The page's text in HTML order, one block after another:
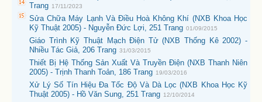
Trang 17/11/2023
Sửa Chữa Máy Lạnh Và Điều Hoà Không Khí (NXB Khoa Học
Kỹ Thuật 2005) - Nguyễn Đức Lợi, 251 Trang 01/09/2015
Giáo Trình Kỹ Thuật Mạch Điện Tử (NXB Thống Kê 2002) -
Nhiều Tác Giả, 206 Trang 31/03/2015
Thiết Bị Hệ Thống Sản Xuất Và Truyền Điện (NXB Thanh Niên
2005) - Trịnh Thanh Toản, 186 Trang 19/03/2016
Xử Lý Số Tín Hiệu Đa Tốc Độ Và Dà Lọc (NXB Khoa Học Kỹ
Thuật 2005) - Hồ Văn Sung, 251 Trang 12/10/2014